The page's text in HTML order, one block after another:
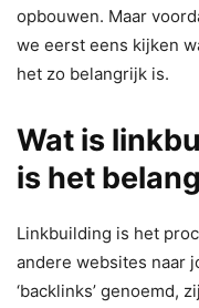
opbouwen. Maar
we eerst eens kijken
het zo belangrijk is.
Wat is
is het
Linkbuilding is het
andere websites naar
‘backlinks’ genoemd,